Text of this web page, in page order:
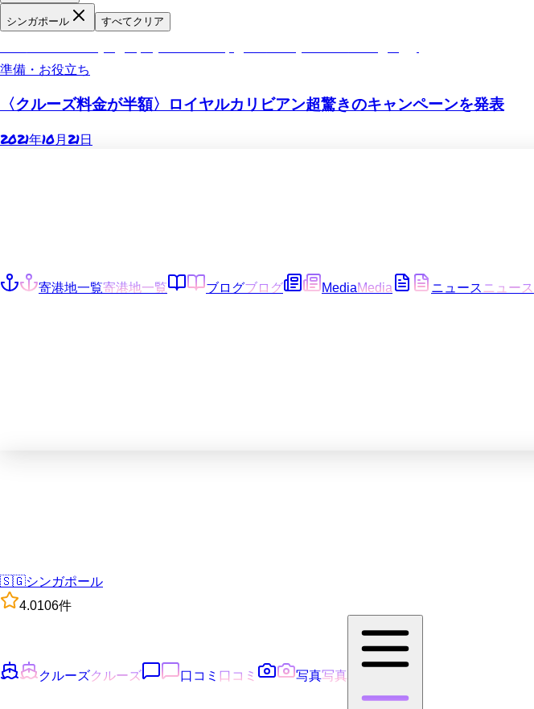
シンガポール すべてクリア
royalcaribbean-spectrum-singapore-campaign-2022
準備・お役立ち
〈クルーズ料金が半額〉ロイヤルカリビアン超驚きのキャンペーンを発表
2021年10月21日
寄港地一覧寄港地一覧 ブログブログ MediaMedia ニュース ニュース
🇸🇬シンガポール
4.0106件
クルーズクルーズ 口コミ 口コミ 写真写真